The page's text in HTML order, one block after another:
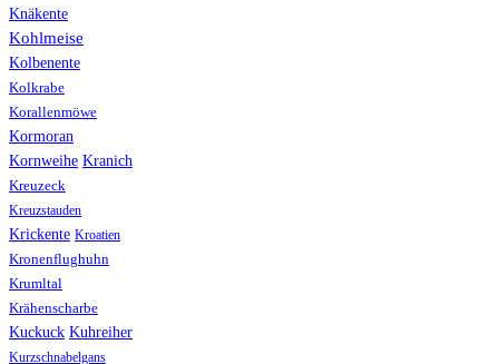
Knäkente
Kohlmeise
Kolbenente
Kolkrabe
Korallenmöwe
Kormoran
Kornweihe Kranich
Kreuzeck
Kreuzstauden
Krickente Kroatien
Kronenflughuhn
Krumltal
Krähenscharbe
Kuckuck Kuhreiher
Kurzschnabelgans